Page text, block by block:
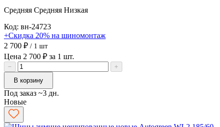
Средняя Средняя Низкая
Код: вн-24723
+Скидка 20% на шиномонтаж
2 700 ₽ / 1 шт
Цена 2 700 ₽ за 1 шт.
−
+
В корзину
Под заказ ~3 дн.
Новые